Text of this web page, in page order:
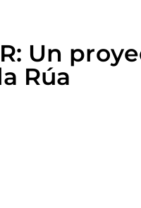
Un
Rúa